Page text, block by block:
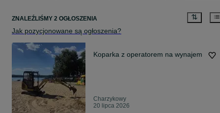
ZNALEŹLIŚMY 2 OGŁOSZENIA
Jak pozycjonowane są ogłoszenia?
Koparka z operatorem na wynajem
Charzykowy
20 lipca 2026